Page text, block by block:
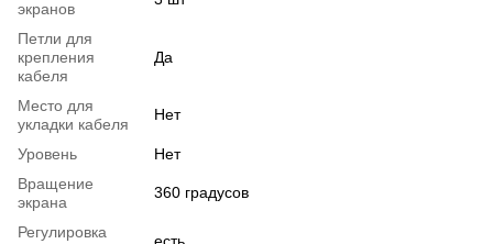
экранов
Петли для
крепления
кабеля
Да
Место для
укладки кабеля
Нет
Уровень
Нет
Вращение
экрана
360 градусов
Регулировка